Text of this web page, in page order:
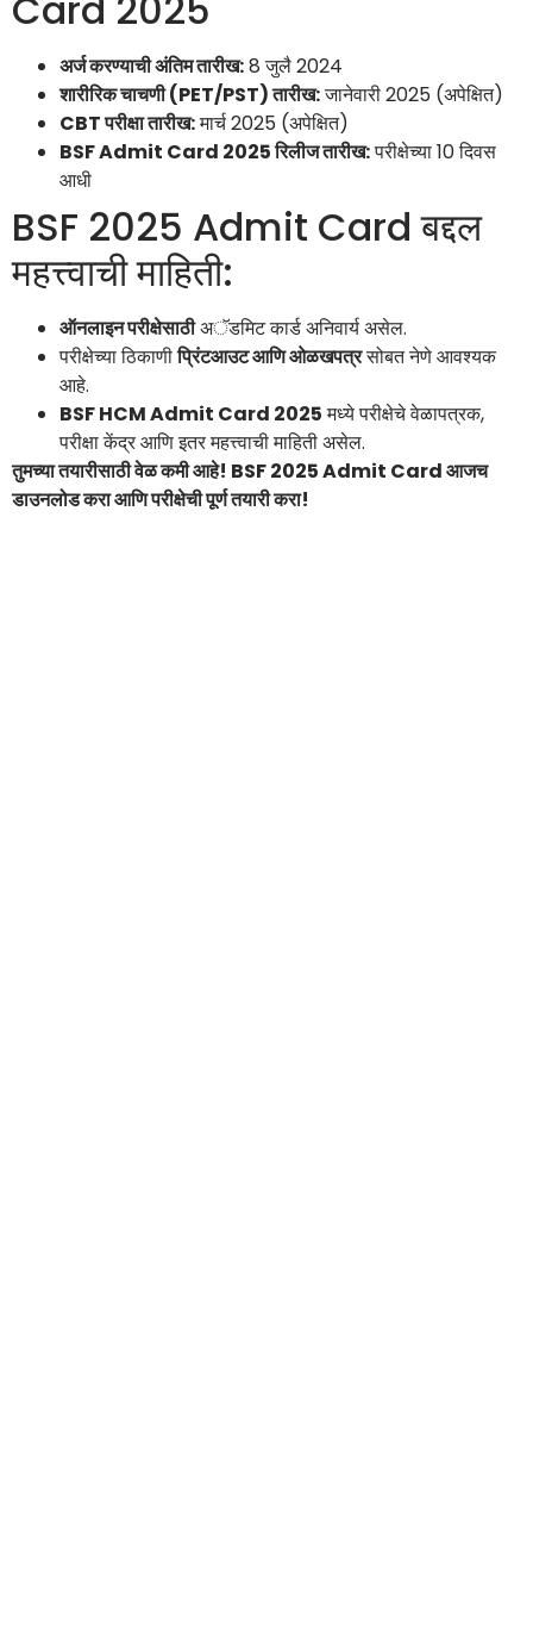
अर्ज करण्याची अंतिम तारीख:8 जुलै 2024
शारीरिक चाचणी (PET/PST) तारीख:जानेवारी 2025 (अपेक्षित)
CBT परीक्षा तारीख:मार्च 2025 (अपेक्षित)
BSF Admit Card 2025 रिलीज तारीख:परीक्षेच्या 10 दिवस
आधी
BSF 2025 Admit Card बद्दल
महत्त्वाची माहिती:
ऑनलाइन परीक्षेसाठीअॅडमिट कार्ड अनिवार्य असेल.
परीक्षेच्या ठिकाणीप्रिंटआउट आणि ओळखपत्रसोबत नेणे आवश्यक
आहे.
BSF HCM Admit Card 2025मध्ये परीक्षेचे वेळापत्रक,
परीक्षा केंद्र आणि इतर महत्त्वाची माहिती असेल.
तुमच्या तयारीसाठी वेळ कमी आहे! BSF 2025 Admit Card आजच
डाउनलोड करा आणि परीक्षेची पूर्ण तयारी करा!